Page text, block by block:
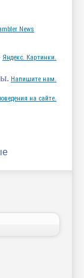
News
Яндекс. Картинки.
Напишите нам.
на сайте.